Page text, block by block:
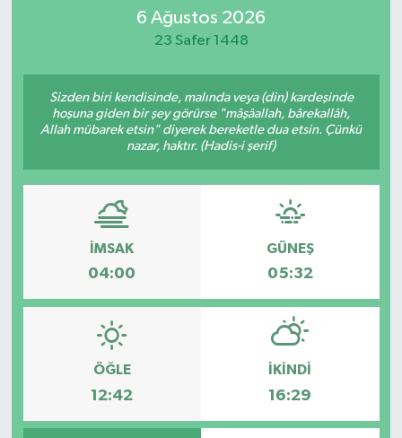
6 Ağustos 2026
23 Safer 1448
Sizden biri kendisinde, malında veya (din) kardeşinde
hoşuna giden bir şey görürse "mâşâallah, bârekallâh,
Allah mübarek etsin" diyerek bereketle dua etsin. Çünkü
nazar, haktır. (Hadis-i şerif)
İMSAK
04:00
GÜNEŞ
05:32
ÖĞLE
12:42
İKINDI
16:29
Magazin
Müzik
Piyasa
Resmi İlanlar
Sağlık
Sinemalar
Siyaset